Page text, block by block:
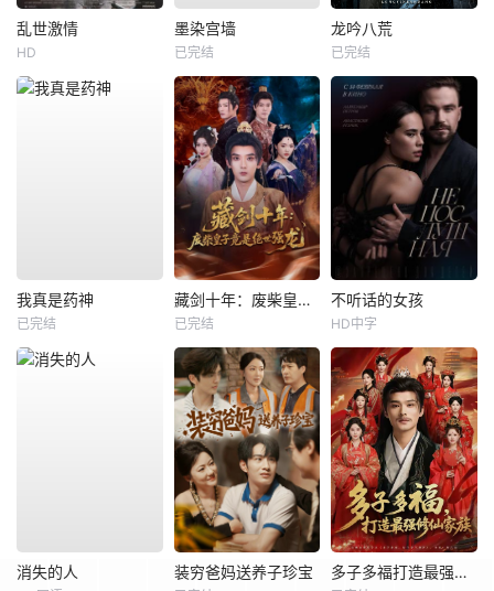
乱世激情
HD
墨染宫墙
已完结
龙吟八荒
已完结
我真是药神
已完结
藏剑十年：废柴皇子竟是绝世强龙
已完结
不听话的女孩
HD中字
消失的人 装穷爸妈送养子珍宝 多子多福打造最强修仙家族